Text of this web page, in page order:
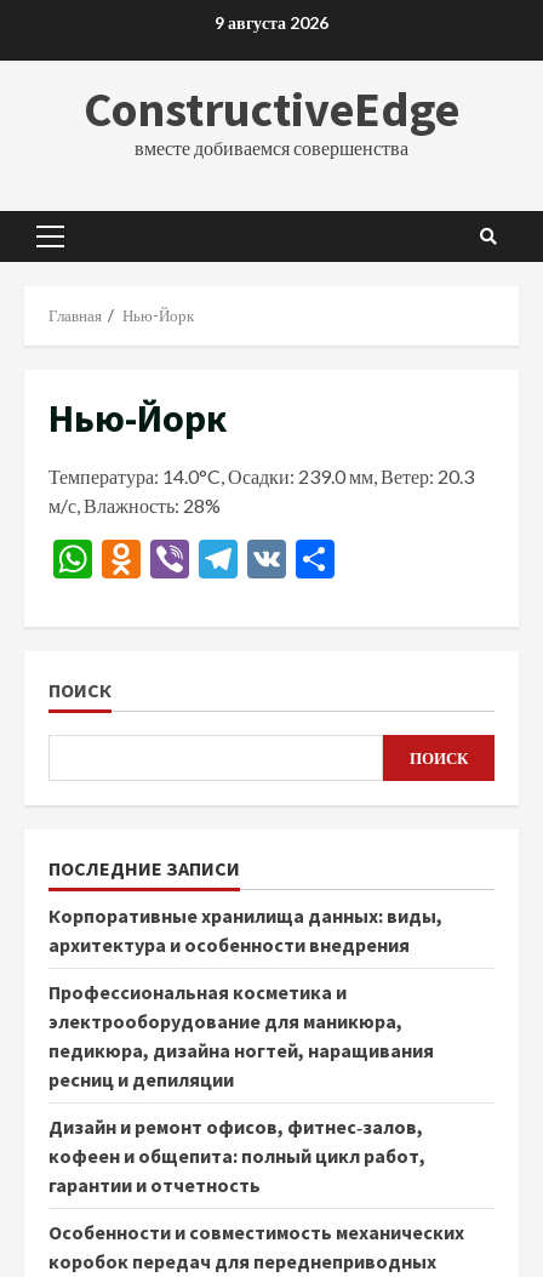
9 августа 2026
ConstructiveEdge
вместе добиваемся совершенства
Основное
Главная Нью-Йорк
Нью-Йорк
Температура: 14.0°C, Осадки: 239.0 мм, Ветер: 20.3
м/с, Влажность: 28%
WhatsApp
Odnoklassniki
ViberTelegram
VK
ПОИСК
ПОИСК
ПОСЛЕДНИЕ ЗАПИСИ
Корпоративные хранилища данных: виды,
архитектура и особенности внедрения
Профессиональная косметика и
электрооборудование для маникюра,
педикюра, дизайна ногтей, наращивания
ресниц и депиляции
Дизайн и ремонт офисов, фитнес‑залов,
кофеен и общепита: полный цикл работ,
гарантии и отчетность
Особенности и совместимость механических
коробок передач для переднеприводных